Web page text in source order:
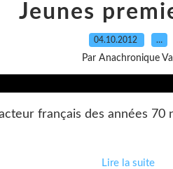
Jeunes
04.10.2012 …
Par Anachronique Val
français des années
Lire la suite